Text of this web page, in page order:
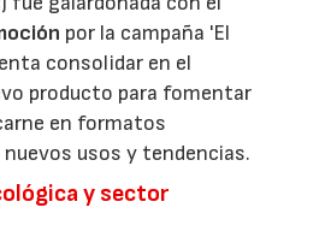
por la campaña 'El
consolidar en el
producto para fomentar
en formatos
usos y tendencias.
y sector